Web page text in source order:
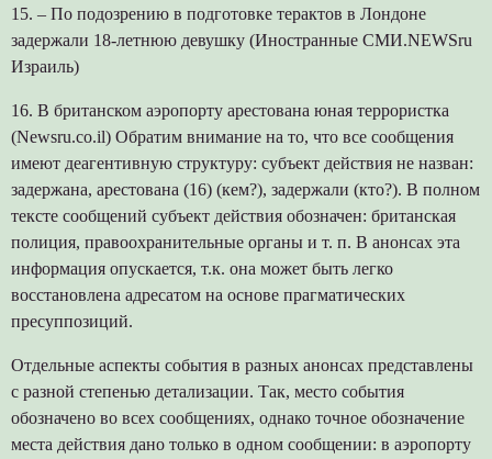
15. – По подозрению в подготовке терактов в Лондоне
задержали 18-летнюю девушку (Иностранные СМИ.NEWSru
Израиль)
16. В британском аэропорту арестована юная террористка
(Newsru.co.il) Обратим внимание на то, что все сообщения
имеют деагентивную структуру: субъект действия не назван:
задержана, арестована (16) (кем?), задержали (кто?). В полном
тексте сообщений субъект действия обозначен: британская
полиция, правоохранительные органы и т. п. В анонсах эта
информация опускается, т.к. она может быть легко
восстановлена адресатом на основе прагматических
пресуппозиций.
Отдельные аспекты события в разных анонсах представлены
с разной степенью детализации. Так, место события
обозначено во всех сообщениях, однако точное обозначение
места действия дано только в одном сообщении: в аэропорту